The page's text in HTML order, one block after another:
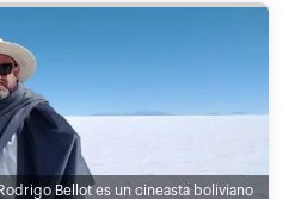
Bellot es un cineasta boliviano